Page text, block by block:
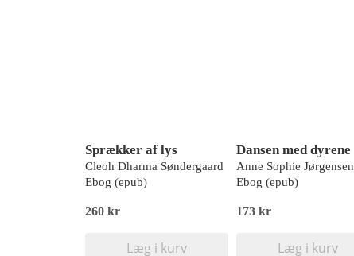
Sprækker af lys
Cleoh Dharma Søndergaard
Ebog (epub)
260 kr
Læg i kurv
Dansen med dyrene
Anne Sophie Jørgensen
Ebog (epub)
173 kr
Læg i kurv